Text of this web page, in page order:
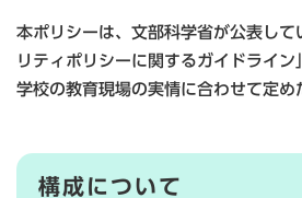
本ポリシーは、文部科学省が公表して
リティポリシーに関するガイドライン
学校の教育現場の実情に合わせて定め
構成について